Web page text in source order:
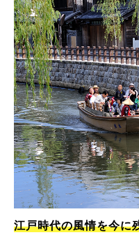
江戸時代の風情を今に